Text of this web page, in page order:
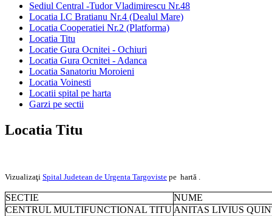
Sediul Central -Tudor Vladimirescu Nr.48
Locatia I.C Bratianu Nr.4 (Dealul Mare)
Locatia Cooperatiei Nr.2 (Platforma)
Locatia Titu
Locatie Gura Ocnitei - Ochiuri
Locatia Gura Ocnitei - Adanca
Locatia Sanatoriu Moroieni
Locatia Voinesti
Locatii spital pe harta
Garzi pe sectii
Locatia Titu
Vizualizaţi Spital Judetean de Urgenta Targoviste pe hartă .
SECTIE
NUME
CENTRUL MULTIFUNCTIONAL TITU ANITAS LIVIUS